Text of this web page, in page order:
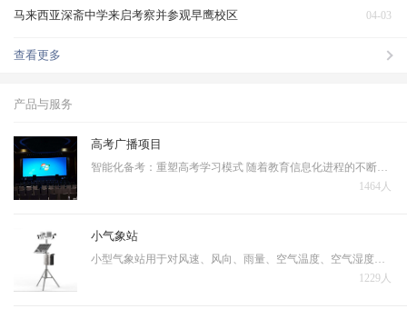
04-03
马来西亚深斋中学来启考察并参观早鹰校区
查看更多
产品与服务
高考广播项目
1464人
小气象站
1229人